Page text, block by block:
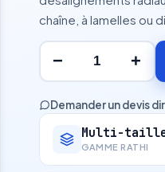
chaîne, à lamelles ou
− +
Demander un devis
Multi-
GAMME RATHI